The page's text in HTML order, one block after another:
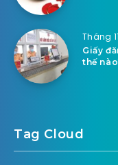
Tháng
Giấy
thế
Tag Cloud